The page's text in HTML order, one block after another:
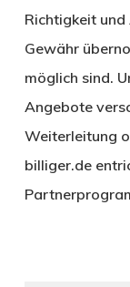
Richtigkeit
Gewähr
möglich sind.
Angebote
Weiterleitung
billiger.de